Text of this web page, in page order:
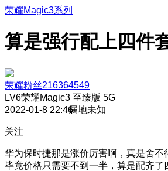
荣耀Magic3系列
算是强行配上四件
荣耀粉丝216364549
LV6荣耀Magic3 至臻版 5G
2022-01-8 22:46属地未知
关注
华为保时捷那是涨价厉害啊，真是舍不
毕竟价格只需要不到一半 ，算是配齐